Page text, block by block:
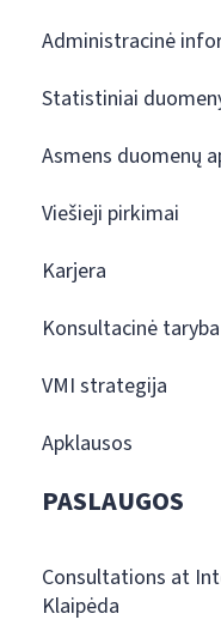
Administracinė
Statistiniai
Asmens duomenų
Viešieji pirkimai
Karjera
Konsultacinė taryba
VMI strategija
Apklausos
PASLAUGOS
Consultations at
Klaipėda